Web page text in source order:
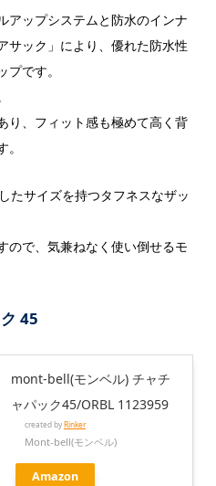
アップシステムと防水のインナ
サック」により、優れた防水性
です。
り、フィット感も極めて高く背
たサイズを持つタフネスなザッ
ので、気兼ねなく使い倒せるモ
45
mont-bell(モンベル) チャチ
ャパック45/ORBL 1123959
created byRinker
Mont-bell(モンベル)
Amazon